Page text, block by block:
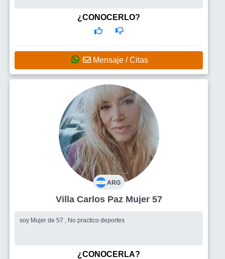
¿CONOCERLO?
Mensaje / Citas
ARG
Villa Carlos Paz Mujer 57
soy Mujer de 57 , No practico deportes
¿CONOCERLA?